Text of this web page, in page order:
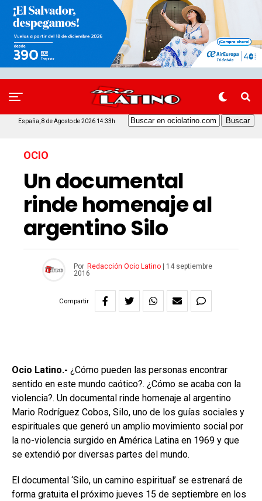
España, 8 de Agosto de 2026 14:33h
OCIO
Un documental
rinde homenaje al
argentino Silo
Por Redacción Ocio Latino
14 septiembre
2016
Compartir
Ocio Latino.- ¿Cómo pueden las personas encontrar
sentido en este mundo caótico?. ¿Cómo se acaba con la
violencia?. Un documental rinde homenaje al argentino
Mario Rodríguez Cobos, Silo, uno de los guías sociales y
espirituales que generó un amplio movimiento social por
la no-violencia surgido en América Latina en 1969 y que
se extendió por diversas partes del mundo.
El documental ‘Silo, un camino espiritual’ se estrenará de
forma gratuita el próximo jueves 15 de septiembre en los